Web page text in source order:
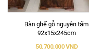
Bàn ghế gỗ nguyên tấm
92x15x245cm
50.700.000 VND